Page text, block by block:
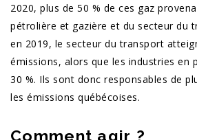
2020, plus de 50 % de ces gaz
pétrolière et gazière et du secteur du
en 2019, le secteur du transport
émissions, alors que les industries en
30 %. Ils sont donc responsables de
les émissions québécoises.
Comment agir ?